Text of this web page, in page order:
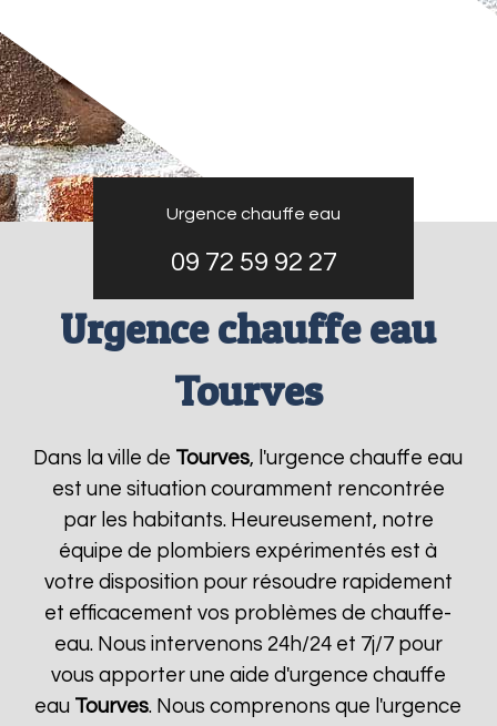
Urgence chauffe eau
09 72 59 92 27
Urgence chauffe eau
Tourves
Dans la ville de Tourves, l'urgence chauffe eau
est une situation couramment rencontrée
par les habitants. Heureusement, notre
équipe de plombiers expérimentés est à
votre disposition pour résoudre rapidement
et efficacement vos problèmes de chauffe-
eau. Nous intervenons 24h/24 et 7j/7 pour
vous apporter une aide d'urgence chauffe
eau Tourves. Nous comprenons que l'urgence